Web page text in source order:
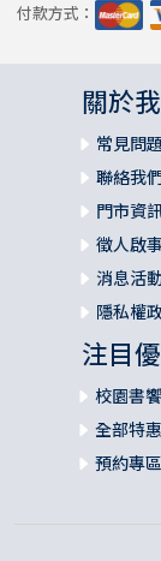
塔哈卡
以撒哈頓的
巴比倫紀年
那波普拉撒
巴比倫城地
巴比倫塔——
伊施塔門
巴比倫城
尼布甲尼撒
付款方式：
關於
常見問
聯絡我
門市資
徵人啟事
消息活
隱私權
注目
校園書
全部特
預約專區